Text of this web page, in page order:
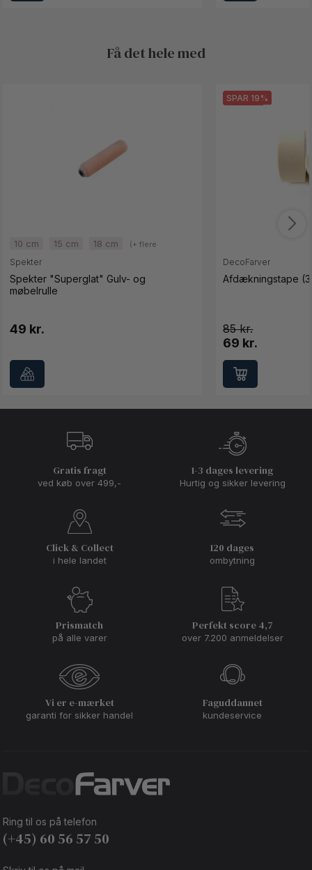
Få det hele med
10 cm 15 cm 18 cm
(+ flere
Spekter
Spekter "Superglat" Gulv- og
møbelrulle
49 kr.
SPAR 19%
DecoFarver
Afdækningstape
85
69 kr.
Gratis fragt
ved køb over 499,-
1-3 dages levering
Hurtig og sikker levering
Click & Collect
i hele landet
120 dages
ombytning
Prismatch
på alle varer
Perfekt score 4,7
over 7.200 anmeldelser
Vi er e-mærket
garanti for sikker handel
Faguddannet
kundeservice
Ring til os på telefon
(+45) 60 56 57 50